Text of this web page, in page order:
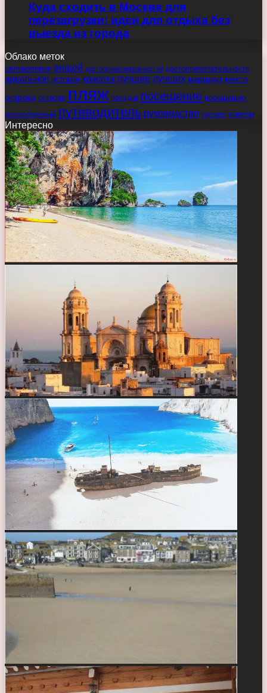
Куда сходить в Москве для
перезагрузки: идеи для отдыха без
выезда из города
Облако меток
великолепие вещей достопримечательностей достопримечательности
идеальное история красота лучшие лучших маршрут место
острова острове пляж поездки посещение посещению
послеобеденный путеводитель руководство сделать советы
Интересно